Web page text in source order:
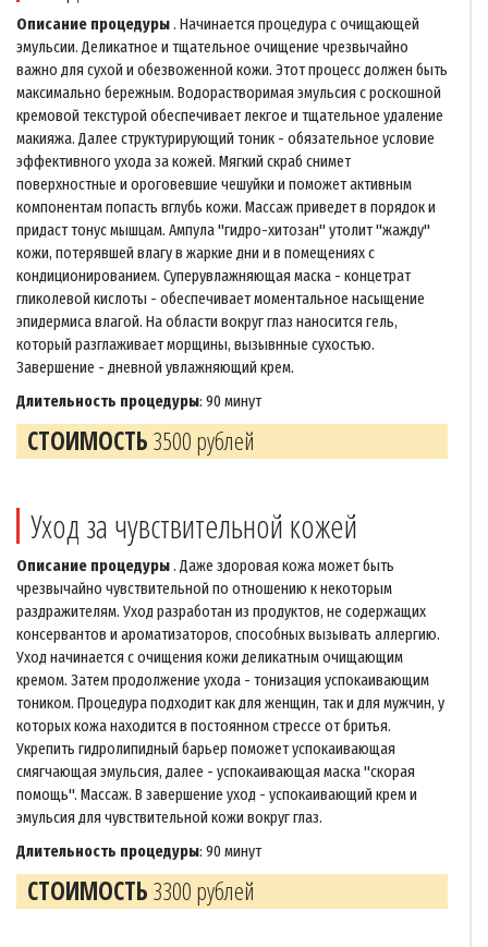
Описание процедуры. Начинается процедура с очищающей
эмульсии. Деликатное и тщательное очищение чрезвычайно
важно для сухой и обезвоженной кожи. Этот процесс должен быть
максимально бережным. Водорастворимая эмульсия с роскошной
кремовой текстурой обеспечивает лекгое и тщательное удаление
макияжа. Далее структурирующий тоник - обязательное условие
эффективного ухода за кожей. Мягкий скраб снимет
поверхностные и ороговевшие чешуйки и поможет активным
компонентам попасть вглубь кожи. Массаж приведет в порядок и
придаст тонус мышцам. Ампула "гидро-хитозан" утолит "жажду"
кожи, потерявшей влагу в жаркие дни и в помещениях с
кондиционированием. Суперувлажняющая маска - концетрат
гликолевой кислоты - обеспечивает моментальное насыщение
эпидермиса влагой. На области вокруг глаз наносится гель,
который разглаживает морщины, вызывнные сухостью.
Завершение - дневной увлажняющий крем.
Длительность процедуры: 90 минут
СТОИМОСТЬ3500 рублей
Уход за чувствительной кожей
Описание процедуры. Даже здоровая кожа может быть
чрезвычайно чувствительной по отношению к некоторым
раздражителям. Уход разработан из продуктов, не содержащих
консервантов и ароматизаторов, способных вызывать аллергию.
Уход начинается с очищения кожи деликатным очищающим
кремом. Затем продолжение ухода - тонизация успокаивающим
тоником. Процедура подходит как для женщин, так и для мужчин, у
которых кожа находится в постоянном стрессе от бритья.
Укрепить гидролипидный барьер поможет успокаивающая
смягчающая эмульсия, далее - успокаивающая маска "скорая
помощь". Массаж. В завершение уход - успокаивающий крем и
эмульсия для чувствительной кожи вокруг глаз.
Длительность процедуры: 90 минут
СТОИМОСТЬ3300 рублей